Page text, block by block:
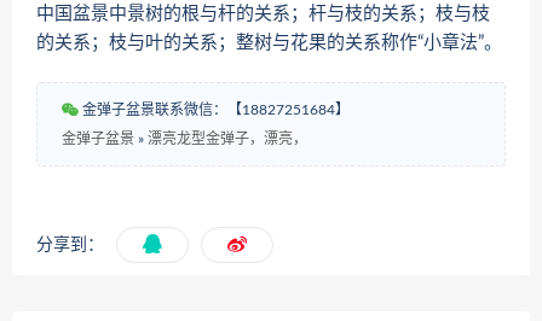
中国盆景中景树的根与杆的关系；杆与枝的关系；枝与枝
的关系；枝与叶的关系；整树与花果的关系称作“小章法”。
金弹子盆景联系微信：【18827251684】
金弹子盆景 » 漂亮龙型金弹子，漂亮，
分享到：